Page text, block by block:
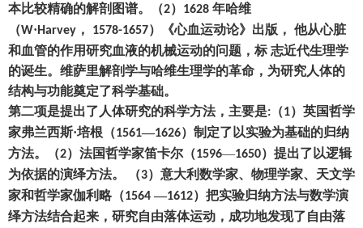
本比较精确的解剖图谱。
（2） 1628 年哈维
（W· Harvey ， 1578-1657） 《心血运动论》出版 ， 他从心脏
和血管的作用研究血液的机械运动的问题 ， 标 志近代生理学
的诞生。维萨里解剖学与哈维生理学的革命 ， 为研究人体的
结构与功能奠定了科学基础。
第二项是提出了人体研究的科学方法， 主要是: （1） 英国哲学
家弗兰西斯·培根 （1561—1626） 制定了以实验为基础的归纳
方法。
（2） 法国哲学家笛卡尔 （1596—1650） 提出了以逻辑
为依据的演绎方法。
（3） 意大利数学家、物理学家、天文学
家和哲学家伽利略（1564 —1612） 把实验归纳方法与数学演
绎方法结合起来 ， 研究自由落体运动 ， 成功地发现了自由落